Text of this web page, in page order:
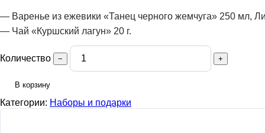
— Варенье из ежевики «Танец черного жемчуга» 250 мл,
— Чай «Куршский лагун» 20 г.
Количество − +
В корзину
Категории: Наборы и подарки